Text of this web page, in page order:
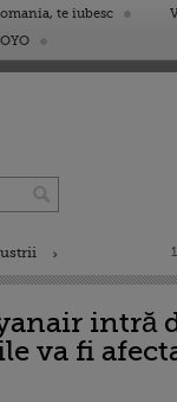
te iubesc
intră
va fi